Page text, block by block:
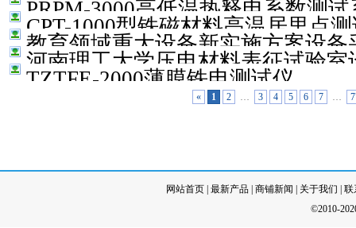
PRPM-3000高低温热释电系数测试
CPT-1000型铁磁材料高温居里点
教育领域重大设备新实施方案设备
河南理工大学压电材料表征试验
TZTFE-2000薄膜铁电测试仪
« 1 2 … 3 4 5 6 7 …
网站首页| 最新产品| 商铺新闻 关于我们
联
©2010-